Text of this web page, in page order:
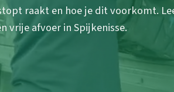
raakt en hoe je dit voorkomt.
vrije afvoer in Spijkenisse.